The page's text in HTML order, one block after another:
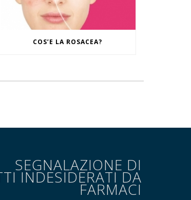
COS’E LA ROSACEA?
SEGNALAZIONE DI
INDESIDERATI DA
FARMACI